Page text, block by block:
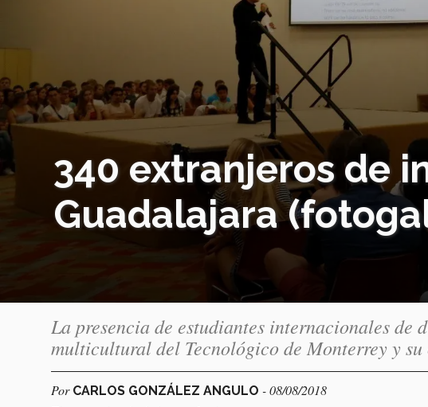
340 extranjeros de
Guadalajara
La presencia de estudiantes internacionales de
multicultural del Tecnológico de Monterrey y
Por CARLOS GONZÁLEZ ANGULO - 08/08/2018